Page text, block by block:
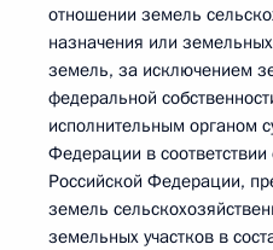
отношении земель
назначения или
земель, за исключением
федеральной
исполнительным органом
Федерации в
Российской Федерации,
земель
земельных участков в